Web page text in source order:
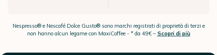
Nespresso® e Nescafé Dolce Gusto® sono marchi registrati di proprietà di terzi e
non hanno alcun legame con MaxiCoffee - * da 49€ – Scopri di più